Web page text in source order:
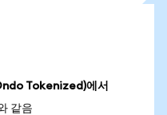
Tokenized)에서
같음